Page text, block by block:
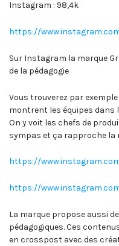
Instagram : 98,4k
https://
Sur Instagram la marque
de la pédagogie
Vous trouverez par
montrent les équipes dans
On y voit les chefs de
sympas et ça rapproche la
https://
https://
La marque propose aussi
pédagogiques. Ces
en crosspost avec des